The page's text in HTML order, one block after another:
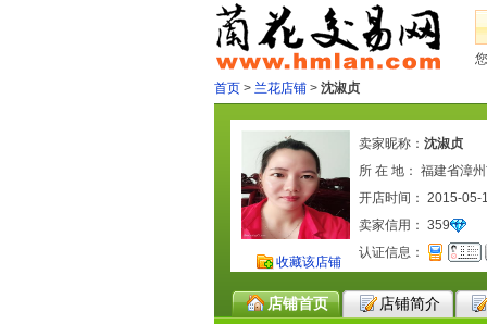
首页 > 兰花店铺 > 沈淑贞
收藏该店铺
卖家昵称： 沈淑贞
所 在 地： 福建省漳
开店时间： 2015-05-
卖家信用： 359
认证信息：
店铺首页 店铺简介